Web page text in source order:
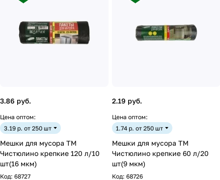
3.86 руб.
Цена оптом:
3.19 р. от 250 шт
Мешки для мусора ТМ
Чистюлино крепкие 120 л/10
шт(16 мкм)
Код: 68727
2.19 руб.
Цена оптом:
1.74 р. от 250 шт
Мешки для мусора ТМ
Чистюлино крепкие 60 л/20
шт(9 мкм)
Код: 68726